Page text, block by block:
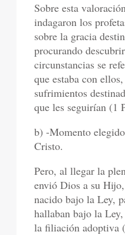
Sobre esta
indagaron los
sobre la gracia
procurando
circunstancias se
que estaba con
sufrimientos
que les seguirían (1
b) -Momento
Cristo.
Pero, al llegar la
envió Dios a su
nacido bajo la Ley,
hallaban bajo la
la filiación adoptiva